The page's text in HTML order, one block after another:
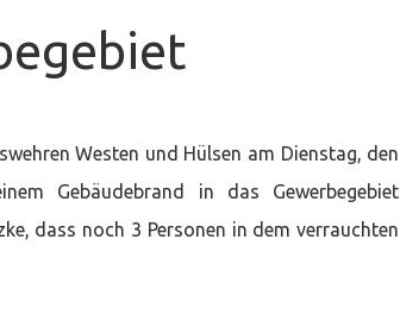
Westen und Hülsen am Dienstag, den
Gebäudebrand in das Gewerbegebiet
dass noch 3 Personen in dem verrauchten